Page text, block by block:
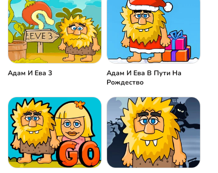
Адам И Ева 3
Адам И Ева В Пути На
Рождество